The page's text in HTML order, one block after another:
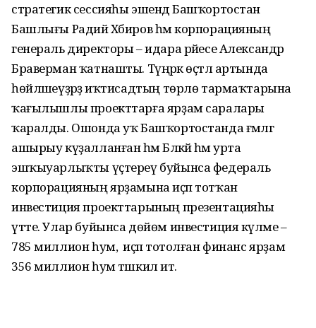
стратегик сессияһы эшендә Башҡортостан
Башлығы Радий Хәбиров һәм корпорацияның
генераль директоры – идара рәйесе Александр
Браверман ҡатнашты. Түңәрәк өҫтәл артында
һөйләшеүҙәрҙә иҡтисадтың төрлө тармаҡ­тарына
ҡағылышлы проекттарға ярҙам саралары
ҡаралды. Ошонда уҡ Башҡорт­останда ғәмәлгә
ашырыу күҙалланған һәм Бәләкәй һәм урта
эшҡыуарлыҡты үҫтереү буйынса федераль
корпорацияның ярҙа­мына иҫәп тотҡан
инвестиция проект­тарының презентацияһы
үтте. Улар буйынса дөйөм инвестиция күләме –
785 миллион һум, ә иҫәп тотолған финанс ярҙам
356 миллион һум тәшкил итә.